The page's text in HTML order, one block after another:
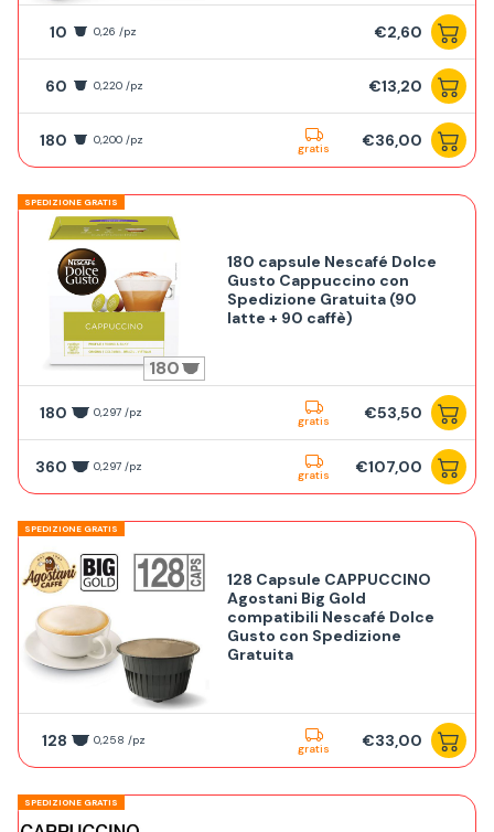
10 0,26 /pz €2,60
60 0,220 /pz €13,20
180 0,200 /pz
gratis €36,00
SPEDIZIONE GRATIS
180
180 capsule Nescafé Dolce
Gusto Cappuccino con
Spedizione Gratuita (90
latte + 90 caffè)
180 0,297 /pz
gratis €53,50
360 0,297 /pz
gratis €107,00
SPEDIZIONE GRATIS
128 Capsule CAPPUCCINO
Agostani Big Gold
compatibili Nescafé Dolce
Gusto con Spedizione
Gratuita
128 0,258 /pz
gratis €33,00
SPEDIZIONE GRATIS